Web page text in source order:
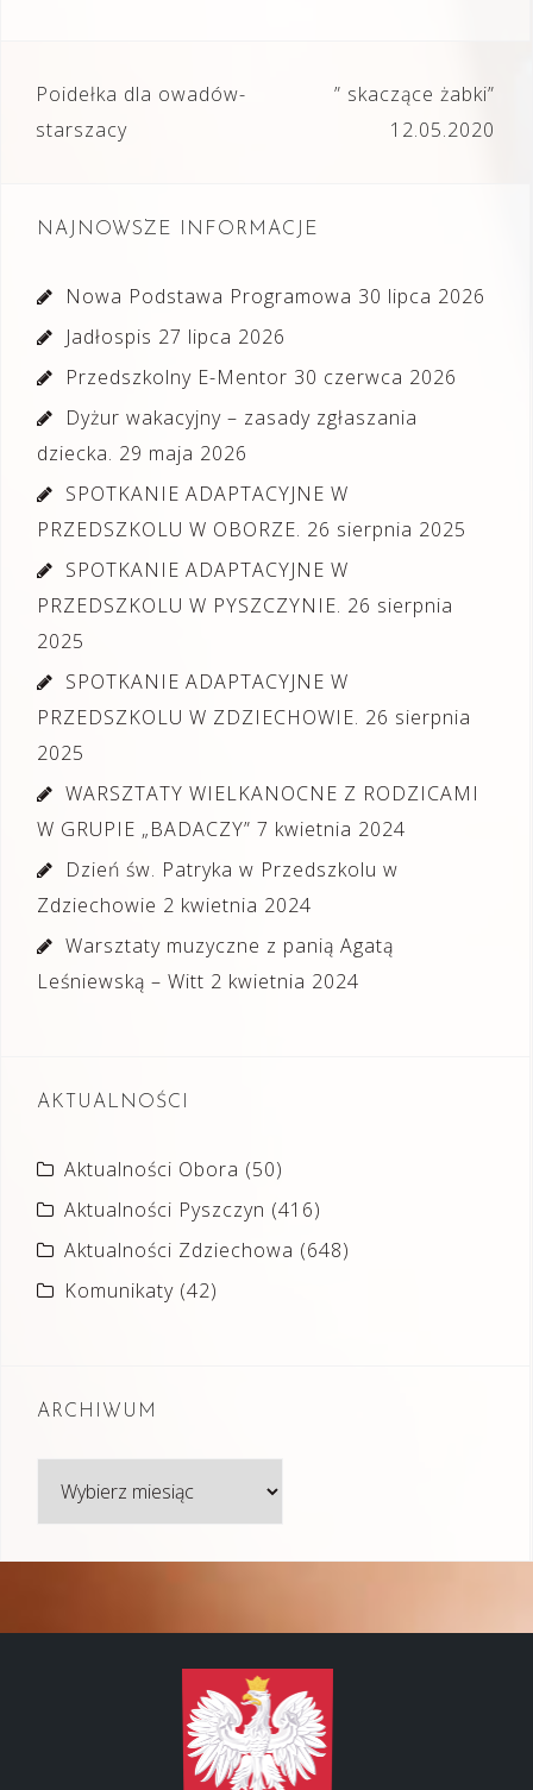
Nawigacja
wpisu
Poidełka dla owadów-
starszacy
” skaczące żabki”
12.05.2020
NAJNOWSZE INFORMACJE
Nowa Podstawa Programowa 30 lipca 2026
Jadłospis 27 lipca 2026
Przedszkolny E-Mentor 30 czerwca 2026
Dyżur wakacyjny – zasady zgłaszania
dziecka. 29 maja 2026
SPOTKANIE ADAPTACYJNE W
PRZEDSZKOLU W OBORZE. 26 sierpnia 2025
SPOTKANIE ADAPTACYJNE W
PRZEDSZKOLU W PYSZCZYNIE. 26 sierpnia
2025
SPOTKANIE ADAPTACYJNE W
PRZEDSZKOLU W ZDZIECHOWIE. 26 sierpnia
2025
WARSZTATY WIELKANOCNE Z RODZICAMI
W GRUPIE „BADACZY” 7 kwietnia 2024
Dzień św. Patryka w Przedszkolu w
Zdziechowie 2 kwietnia 2024
Warsztaty muzyczne z panią Agatą
Leśniewską – Witt 2 kwietnia 2024
AKTUALNOŚCI
Aktualności Obora (50)
Aktualności Pyszczyn (416)
Aktualności Zdziechowa (648)
Komunikaty (42)
ARCHIWUM